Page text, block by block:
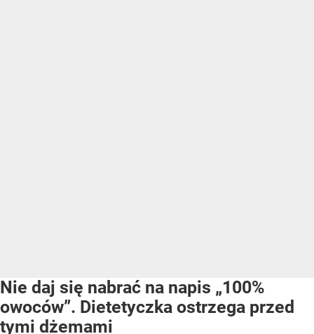
Nie daj się nabrać na napis „100%
owoców”. Dietetyczka ostrzega przed
tymi dżemami